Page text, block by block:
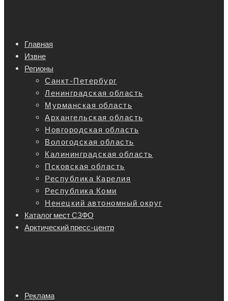
Главная
Извне
Регионы
Санкт-Петербург
Ленинградская область
Мурманская область
Архангельская область
Новгородская область
Вологодская область
Калининградская область
Псковская область
Республика Карелия
Республика Коми
Ненецкий автономный округ
Каталог мест СЗФО
Арктический пресс-центр
Реклама